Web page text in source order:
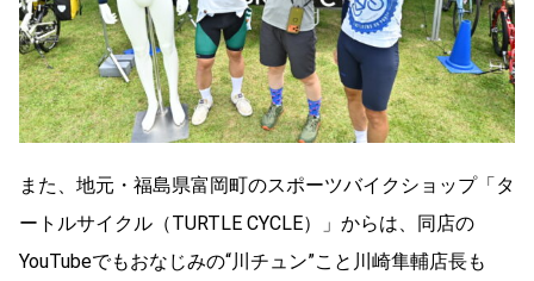
また、地元・福島県富岡町のスポーツバイクショップ「タ
ートルサイクル（TURTLE CYCLE）」からは、同店の
YouTubeでもおなじみの“川チュン”こと川崎隼輔店長も